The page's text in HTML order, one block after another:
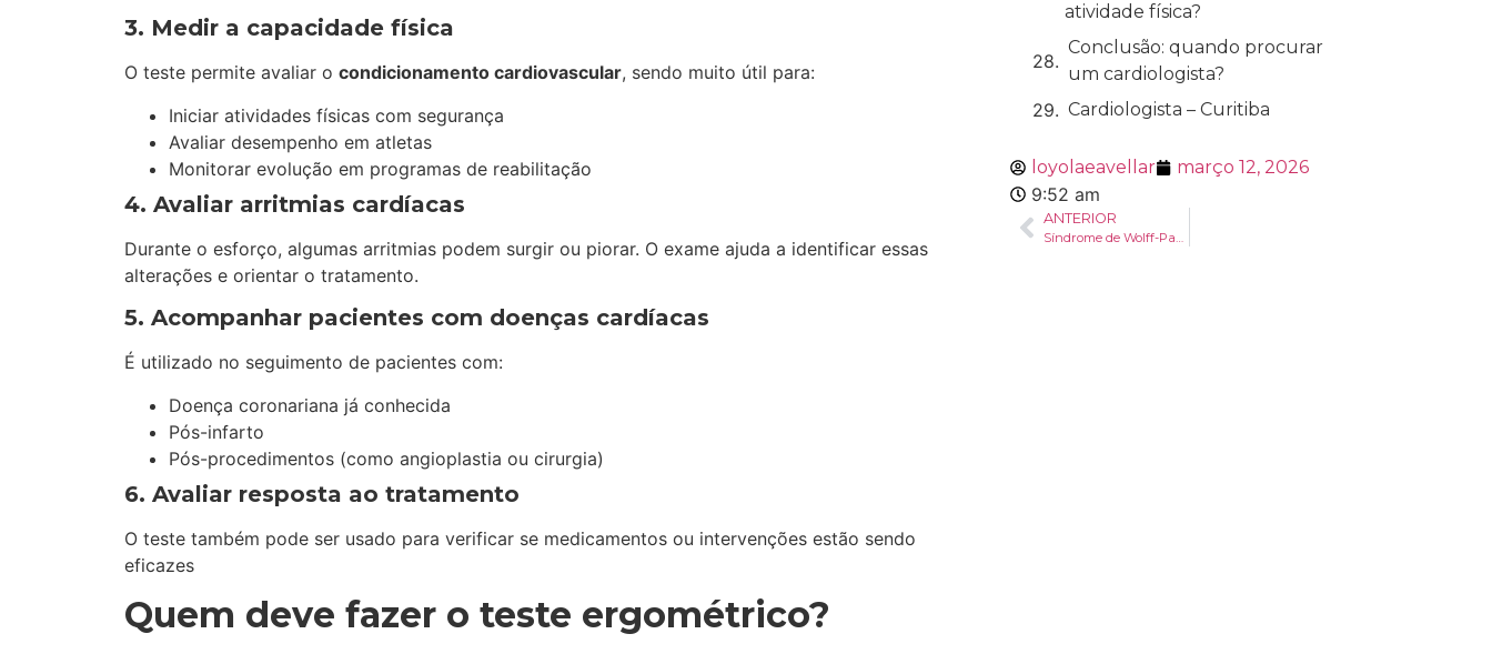
3. Medir a capacidade física
O teste permite avaliar o condicionamento cardiovascular, sendo muito útil para:
Iniciar atividades físicas com segurança
Avaliar desempenho em atletas
Monitorar evolução em programas de reabilitação
4. Avaliar arritmias cardíacas
Durante o esforço, algumas arritmias podem surgir ou piorar. O exame ajuda a identificar essas
alterações e orientar o tratamento.
5. Acompanhar pacientes com doenças cardíacas
É utilizado no seguimento de pacientes com:
Doença coronariana já conhecida
Pós-infarto
Pós-procedimentos (como angioplastia ou cirurgia)
6. Avaliar resposta ao tratamento
O teste também pode ser usado para verificar se medicamentos ou intervenções estão sendo
eficazes
Quem deve fazer o teste ergométrico?
atividade física?
Conclusão: quando procurar
um cardiologista?
Cardiologista – Curitiba
loyolaeavellar março 12, 2026
9:52 am
ANTERIOR
Síndrome de Wolff-Parkinson-White (WPW): sintomas, diagnóstico e tratamento